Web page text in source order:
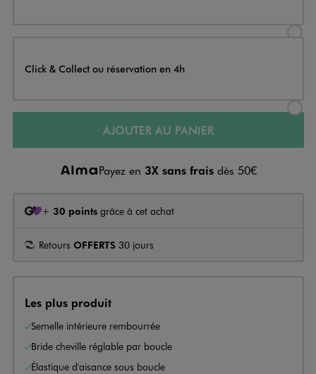
Click & Collect ou réservation en 4h
AJOUTER AU PANIER
Payez en 3X sans frais dès 50€
+ 30 points grâce à cet achat
Retours OFFERTS 30 jours
Les plus produit
Semelle intérieure rembourrée
Bride cheville réglable par boucle
Élastique d'aisance sous boucle